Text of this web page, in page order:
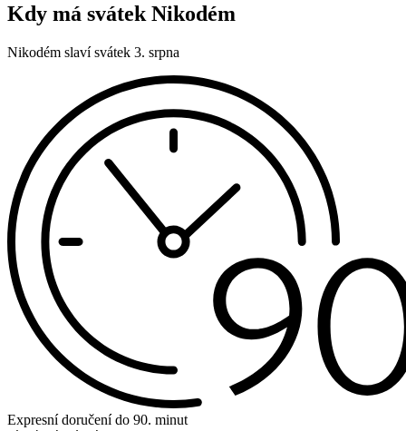
Kdy má svátek Nikodém
Nikodém slaví svátek 3. srpna
Expresní doručení do 90. minut